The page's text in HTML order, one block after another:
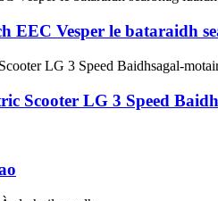
EEC Vesper le bataraidh
Scooter LG 3 Speed